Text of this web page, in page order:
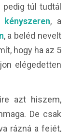
túl tudtál
, a
, a beléd nevelt
hogy ha az 5
elégedetten
azt hiszem,
De csak
rázná a fejét,